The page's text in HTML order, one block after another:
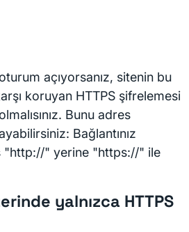
açıyorsanız, sitenin bu
koruyan HTTPS şifrelemesi
Bunu adres
Bağlantınız
"http://" yerine "https://" ile
yalnızca HTTPS